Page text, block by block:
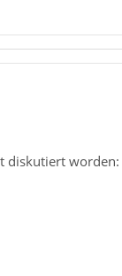
diskutiert worden: